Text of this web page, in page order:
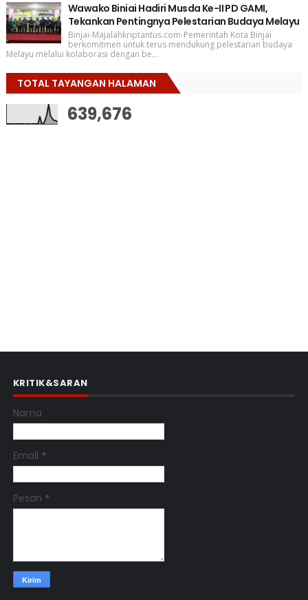
Wawako Biniai Hadiri Musda Ke-II PD GAMI,
Tekankan Pentingnya Pelestarian Budaya Melayu
Binjai-Majalahkriptantus.com-Pemerintah Kota Binjai
berkomitmen untuk terus mendukung pelestarian budaya
Melayu melalui kolaborasi dengan be...
TOTAL TAYANGAN HALAMAN
639,676
KRITIK&SARAN
Nama
Email *
Pesan *